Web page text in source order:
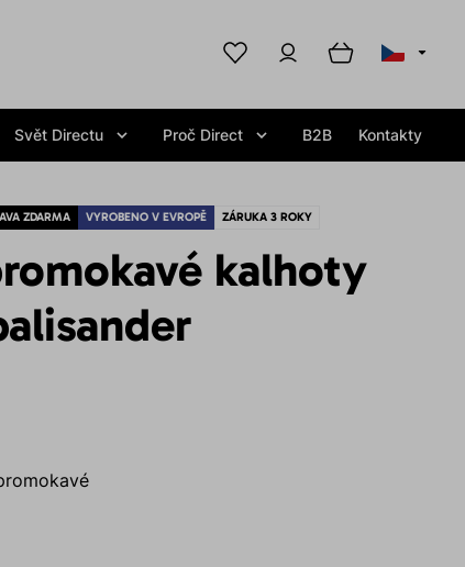
Svět Directu Proč Direct B2B Kontakty
ZDARMA VYROBENO V EVROPĚ ZÁRUKA 3 ROKY
kalhoty